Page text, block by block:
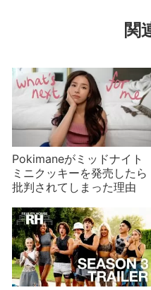
関
Pokimaneがミッドナイト
ミニクッキーを発売したら
批判されてしまった理由